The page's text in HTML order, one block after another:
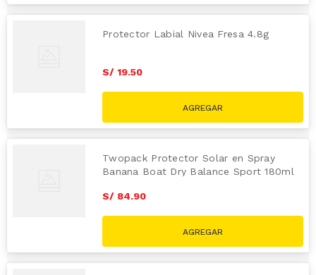
Protector Labial Nivea Fresa 4.8g
S/ 19.50
Twopack Protector Solar en Spray
Banana Boat Dry Balance Sport 180ml
S/ 84.90